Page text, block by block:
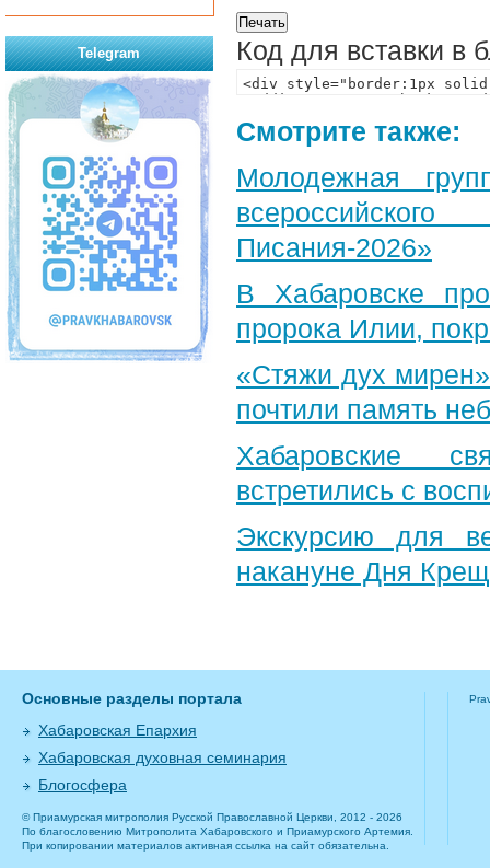
Код для вставки в
Смотрите также:
Молодежная
Писания-2026»
В Хабаровске
пророка Илии,
«Стяжи дух
почтили память
Хабаровские
встретились с
Экскурсию для
накануне Дня
Telegram
Основные разделы портала
Хабаровская Епархия
Хабаровская духовная семинария
Блогосфера
© Приамурская митрополия Русской Православной Церкви, 2012 - 2026
По благословению Митрополита Хабаровского и Приамурского Артемия.
При копировании материалов активная ссылка на сайт обязательна.